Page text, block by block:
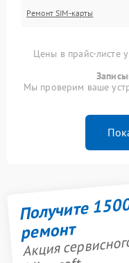
Ремонт SIM-карты
Цены в прайс-листе
Мы проверим ваше
Получите
ремонт
Акция